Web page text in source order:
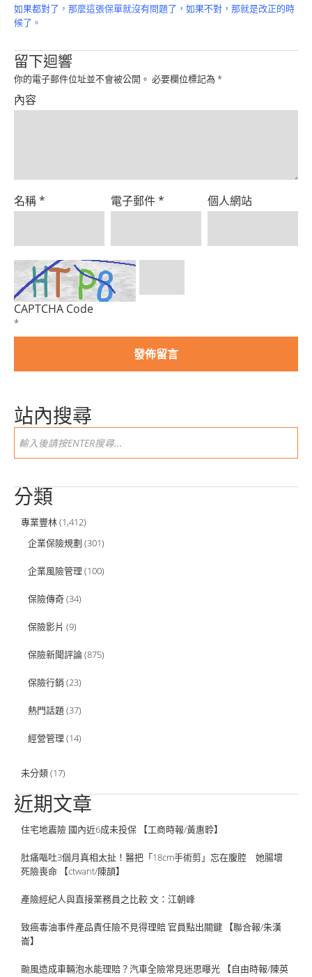
如果都對了，那麼這張保單就沒有問題了，如果不對，那就是改正的時
候了。
留下迴響
你的電子郵件位址並不會被公開。 必要欄位標記為 *
內容
名稱* 電子郵件* 個人網站
CAPTCHA Code
*
站內搜尋
分類
專業豐林(1,412)
企業保險規劃 (301)
企業風險管理 (100)
保險傳奇(34)
保險影片 (9)
保險新聞評論(875)
保險行銷 (23)
熱門話題(37)
經營管理 (14)
未分類(17)
近期文章
住宅地震險 國內近6成未投保 【工商時報/黃惠聆】
肚痛嘔吐3個月真相太扯！醫把「18cm手術剪」忘在腹腔 她腸壞
死險喪命 【ctwant/陳頡】
產險經紀人與直接業務員之比較 文：江朝峰
致癌毒油事件產品責任險不見得理賠 官員點出關鍵 【聯合報/朱漢
崙】
颱風造成車輛泡水能理賠？汽車全險常見迷思曝光 【自由時報/陳英